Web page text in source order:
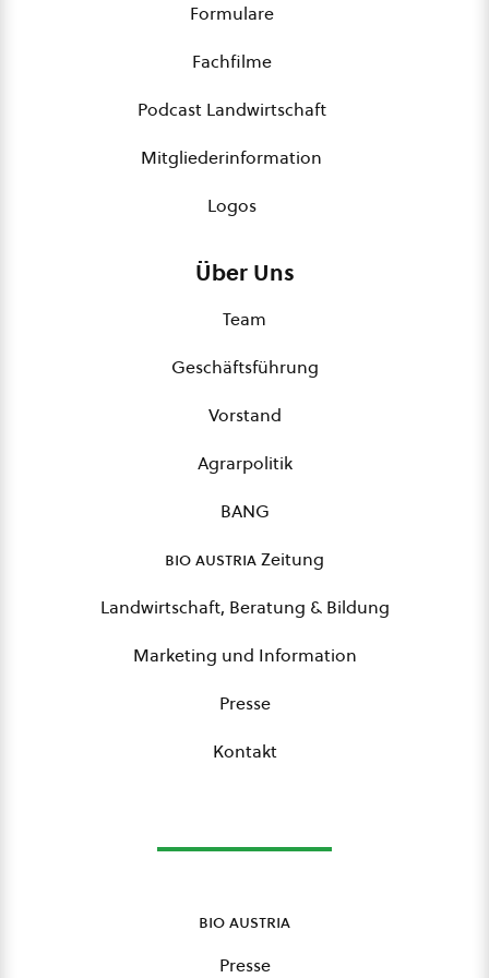
Formulare
Fachfilme
Podcast Landwirtschaft
Mitgliederinformation
Logos
Über Uns
Team
Geschäftsführung
Vorstand
Agrarpolitik
BANG
bio austriaZeitung
Landwirtschaft, Beratung & Bildung
Marketing und Information
Presse
Kontakt
bio austria
Presse